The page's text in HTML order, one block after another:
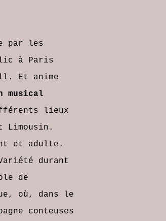
par les
à Paris
Et anime
lieux
Limousin.
et adulte.
durant
de
où, dans le
conteuses